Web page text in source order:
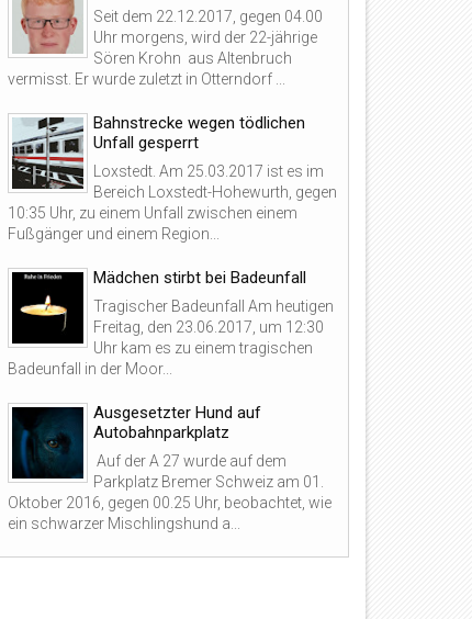
Seit dem 22.12.2017, gegen 04.00
Uhr morgens, wird der 22-jährige
Sören Krohn aus Altenbruch
vermisst. Er wurde zuletzt in Otterndorf ...
Bahnstrecke wegen tödlichen
Unfall gesperrt
Loxstedt. Am 25.03.2017 ist es im
Bereich Loxstedt-Hohewurth, gegen
10:35 Uhr, zu einem Unfall zwischen einem
Fußgänger und einem Region...
Mädchen stirbt bei Badeunfall
Tragischer Badeunfall Am heutigen
Freitag, den 23.06.2017, um 12:30
Uhr kam es zu einem tragischen
Badeunfall in der Moor...
Ausgesetzter Hund auf
Autobahnparkplatz
Auf der A 27 wurde auf dem
Parkplatz Bremer Schweiz am 01.
Oktober 2016, gegen 00.25 Uhr, beobachtet, wie
ein schwarzer Mischlingshund a...